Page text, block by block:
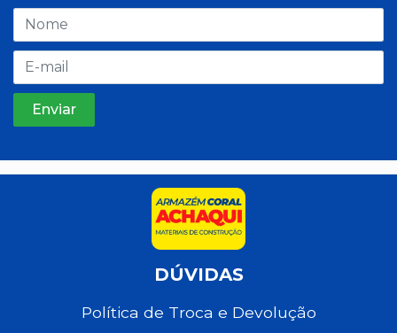
DÚVIDAS
Política de Troca e Devolução